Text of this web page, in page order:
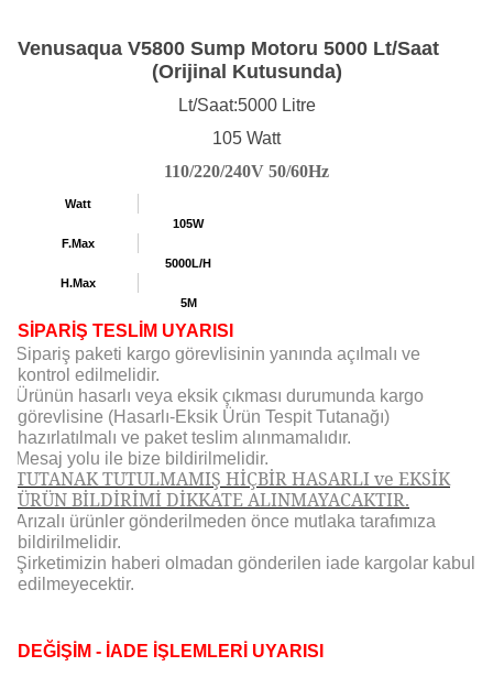
Venusaqua V5800 Sump Motoru 5000 Lt/Saat
(Orijinal Kutusunda)
Lt/Saat:5000 Litre
105 Watt
110/220/240V 50/60Hz
Watt
105W
F.Max
5000L/H
H.Max
5M
SİPARİŞ TESLİM UYARISI
Sipariş paketi kargo görevlisinin yanında açılmalı ve
kontrol edilmelidir.
Ürünün hasarlı veya eksik çıkması durumunda kargo
görevlisine (Hasarlı-Eksik Ürün Tespit Tutanağı)
hazırlatılmalı ve paket teslim alınmamalıdır.
Mesaj yolu ile bize bildirilmelidir.
TUTANAK TUTULMAMIŞ HİÇBİR HASARLI ve EKSİK
ÜRÜN BİLDİRİMİ DİKKATE ALINMAYACAKTIR.
Arızalı ürünler gönderilmeden önce mutlaka tarafımıza
bildirilmelidir.
Şirketimizin haberi olmadan gönderilen iade kargolar kabul
edilmeyecektir.
DEĞİŞİM - İADE İŞLEMLERİ UYARISI